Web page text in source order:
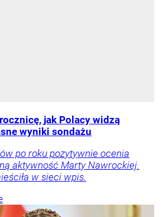
jak Polacy widzą
wyniki sondażu
po roku pozytywnie ocenia
aktywność Marty Nawrockiej.
w sieci wpis.